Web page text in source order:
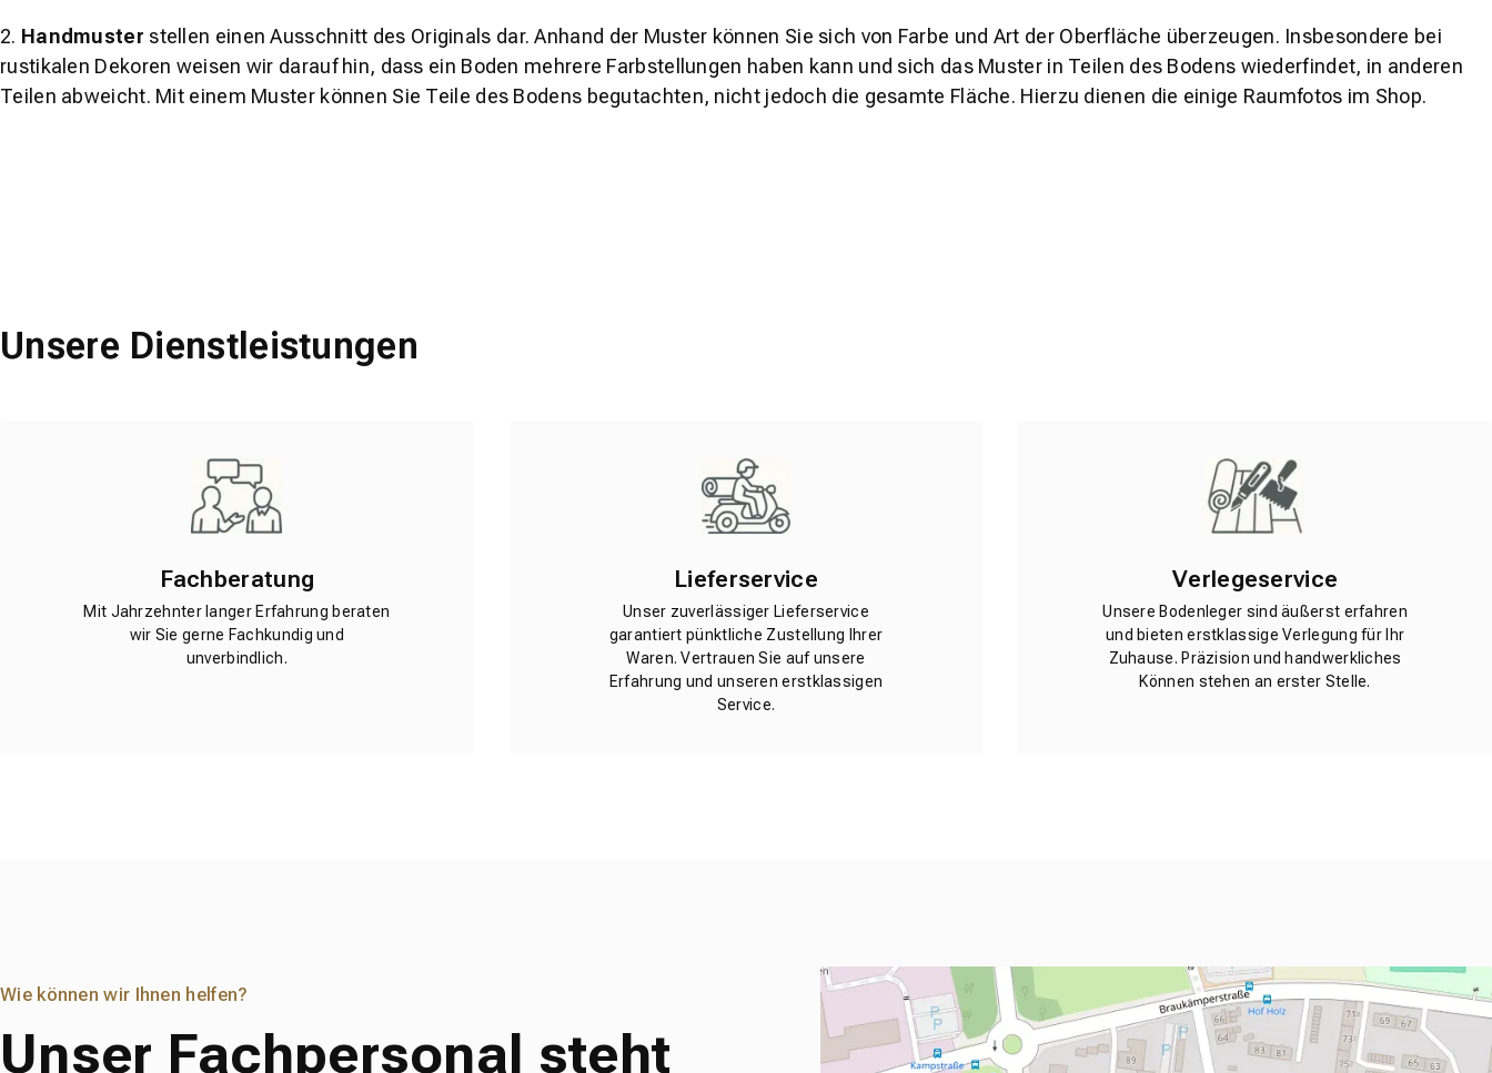
2. Handmuster stellen einen Ausschnitt des Originals dar. Anhand der Muster können Sie sich von Farbe und Art der Oberfläche überzeugen. Insbesondere bei
rustikalen Dekoren weisen wir darauf hin, dass ein Boden mehrere Farbstellungen haben kann und sich das Muster in Teilen des Bodens wiederfindet, in anderen
Teilen abweicht. Mit einem Muster können Sie Teile des Bodens begutachten, nicht jedoch die gesamte Fläche. Hierzu dienen die einige Raumfotos im Shop.
Unsere Dienstleistungen
Fachberatung
Mit Jahrzehnter langer Erfahrung beraten
wir Sie gerne Fachkundig und
unverbindlich.
Lieferservice
Unser zuverlässiger Lieferservice
garantiert pünktliche Zustellung Ihrer
Waren. Vertrauen Sie auf unsere
Erfahrung und unseren erstklassigen
Service.
Verlegeservice
Unsere Bodenleger sind äußerst erfahren
und bieten erstklassige Verlegung für Ihr
Zuhause. Präzision und handwerkliches
Können stehen an erster Stelle.
Wie können wir Ihnen helfen?
Unser Fachpersonal steht